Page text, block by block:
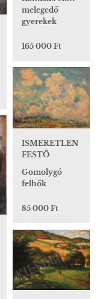
melegedő
gyerekek
165 000 Ft
ISMERETLEN
FESTŐ
Gomolygó
felhők
85 000 Ft